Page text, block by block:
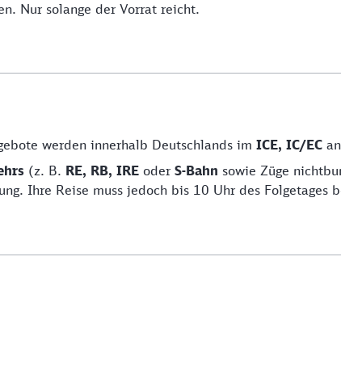
Nur solange der Vorrat reicht.
werden innerhalb Deutschlands im ICE, IC/EC
(z. B. RE, RB, IRE oder S-Bahn sowie Züge
Ihre Reise muss jedoch bis 10 Uhr des Folgetages